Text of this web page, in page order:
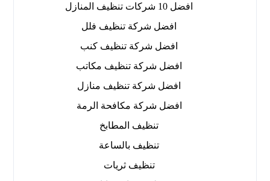
افضل 10 شركات تنظيف المنازل
افضل شركة تنظيف فلل
افضل شركة تنظيف كنب
افضل شركة تنظيف مكاتب
افضل شركة تنظيف منازل
افضل شركة مكافحة الرمة
تنظيف المطابخ
تنظيف بالساعة
تنظيف ثريات